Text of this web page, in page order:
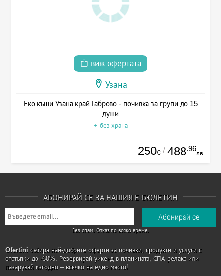
виж офертата
Узана
Еко къщи Узана край Габрово - почивка за групи до 15
души
+ без храна
250€ / 488.96
лв.
АБОНИРАЙ СЕ ЗА НАШИЯ Е-БЮЛЕТИН
Без спам. Отказ по всяко време.
Ofertini събира най-добрите оферти за почивки, продукти и услуги с
отстъпки до -60%. Резервирай уикенд в планината, СПА релакс или
пазарувай изгодно – всичко на едно място!